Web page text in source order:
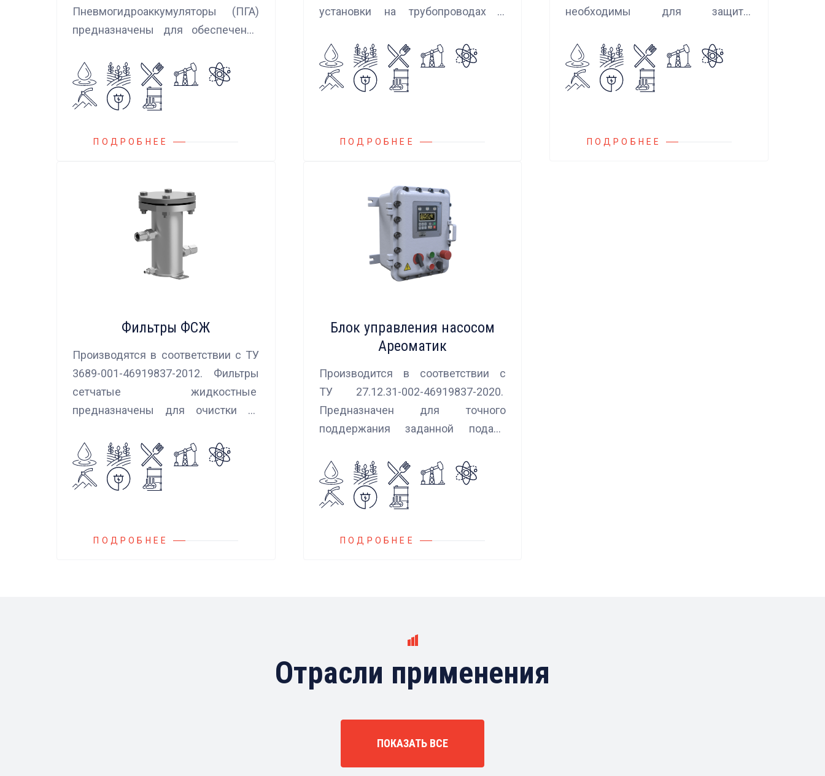
Пневмогидроаккумуляторы (ПГА)
предназначены для обеспечения
колебаний потока жидкости,
возникающих в гидравлических
системах.
ПОДРОБНЕЕ
установки на трубопроводах с
потока нейтральных и агрессивных
жидкостей, эмульсий, суспензий и
пропуска их в прямом
ПОДРОБНЕЕ
необходимы для защиты
случаях аварийного повышения
давления, путем сброса среды в
систему низкого давления.
ПОДРОБНЕЕ
Фильтры ФСЖ
Производятся в соответствии с ТУ
3689-001-46919837-2012. Фильтры
сетчатые жидкостные
предназначены для очистки от
агрессивных, токсичных и вредных
жидкостей, эмульсий и суспензий.
Фильтры устанавливаются
и установок.
ПОДРОБНЕЕ
Блок управления насосом
Ареоматик
Производится в соответствии с
ТУ 27.12.31-002-46919837-2020.
Предназначен для точного
поддержания заданной подачи
встроенных алгоритмов
управления.
Блок управления Ареоматик
российских и иностранных
ПОДРОБНЕЕ
Отрасли применения
ПОКАЗАТЬ ВСЕ